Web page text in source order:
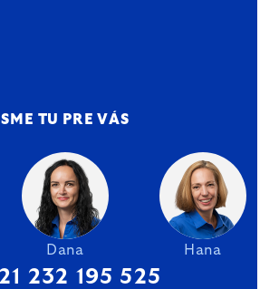
SME TU PRE VÁS
Dana Hana
232 195 525